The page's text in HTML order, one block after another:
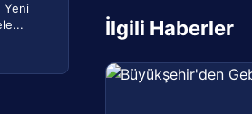
Yeni
İlgili Haberler